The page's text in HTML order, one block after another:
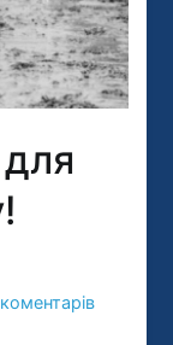
до